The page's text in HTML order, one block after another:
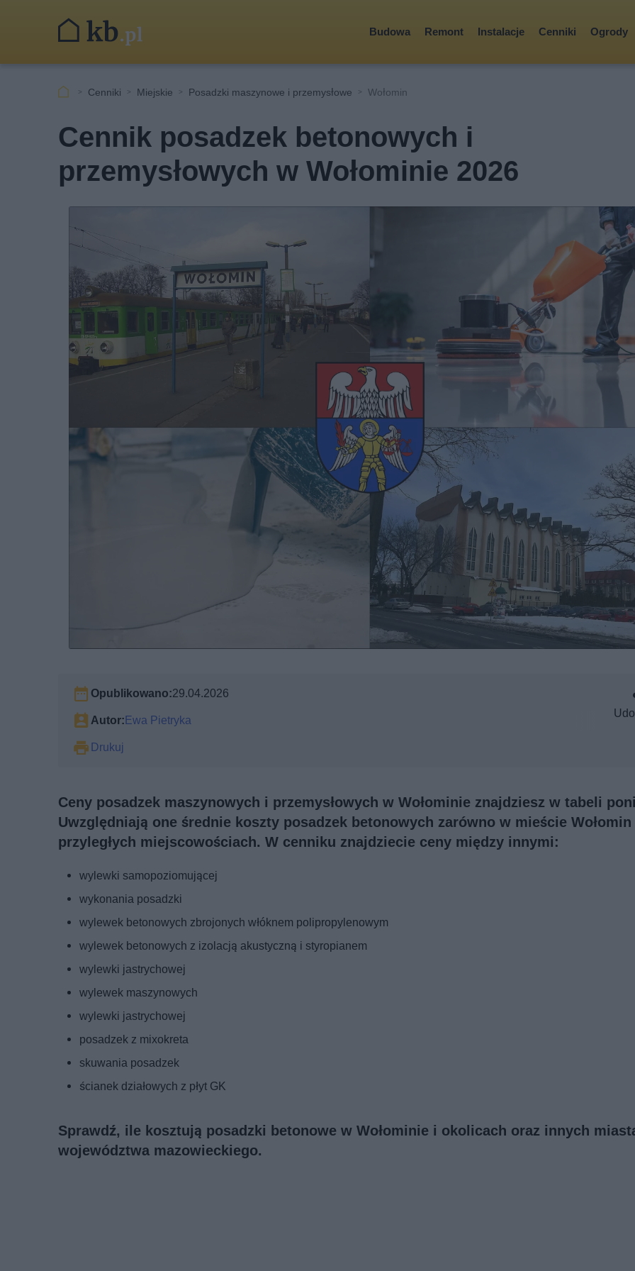
Budowa Remont Instalacje Cenniki Ogrody
Cenniki Miejskie Posadzki maszynowe i przemysłowe Wołomin
Cennik posadzek betonowych i
przemysłowych w Wołominie 2026
Opublikowano:29.04.2026
Autor: Ewa Pietryka
Drukuj
Ceny posadzek maszynowych i przemysłowych w Wołominie znajdziesz w tabeli
Uwzględniają one średnie koszty posadzek betonowych zarówno w mieście
przyległych miejscowościach. W cenniku znajdziecie ceny między innymi:
wylewki samopoziomującej
wykonania posadzki
wylewek betonowych zbrojonych włóknem polipropylenowym
wylewek betonowych z izolacją akustyczną i styropianem
wylewki jastrychowej
wylewek maszynowych
wylewki jastrychowej
posadzek z mixokreta
skuwania posadzek
ścianek działowych z płyt GK
Sprawdź, ile kosztują posadzki betonowe w Wołominie i okolicach oraz innych
województwa mazowieckiego.